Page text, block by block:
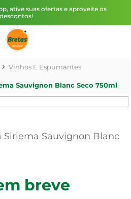
ative suas ofertas e aproveite os
descontos!
Vinhos E Espumantes
Sauvignon Blanc Seco 750ml
Siriema Sauvignon Blanc
breve